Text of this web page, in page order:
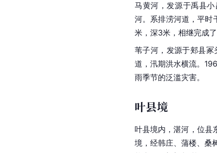
马黄河，发源于禹县小
河。系排涝河道，平时
米，深3米，相继完成
苇子河 ，发源于郏县
道，汛期洪水横流。
雨季节的泛滥灾害。
叶县境
叶县境内，湛河 ，位
境，经韩庄 、蒲楼、